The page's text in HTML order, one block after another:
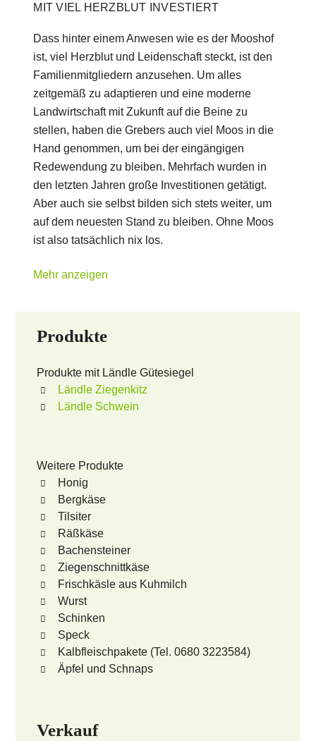
MIT VIEL HERZBLUT INVESTIERT
Dass hinter einem Anwesen wie es der Mooshof
ist, viel Herzblut und Leidenschaft steckt, ist den
Familienmitgliedern anzusehen. Um alles
zeitgemäß zu adaptieren und eine moderne
Landwirtschaft mit Zukunft auf die Beine zu
stellen, haben die Grebers auch viel Moos in die
Hand genommen, um bei der eingängigen
Redewendung zu bleiben. Mehrfach wurden in
den letzten Jahren große Investitionen getätigt.
Aber auch sie selbst bilden sich stets weiter, um
auf dem neuesten Stand zu bleiben. Ohne Moos
ist also tatsächlich nix los.
Mehr anzeigen
Produkte
Produkte mit Ländle Gütesiegel
Ländle Ziegenkitz
Ländle Schwein
Weitere Produkte
Honig
Bergkäse
Tilsiter
Räßkäse
Bachensteiner
Ziegenschnittkäse
Frischkäsle aus Kuhmilch
Wurst
Schinken
Speck
Kalbfleischpakete (Tel. 0680 3223584)
Äpfel und Schnaps
Verkauf